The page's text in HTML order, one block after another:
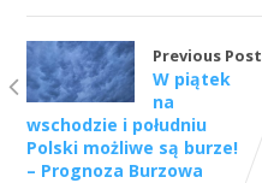
Previous Post
W piątek
na
wschodzie i południu
Polski możliwe są burze!
– Prognoza Burzowa